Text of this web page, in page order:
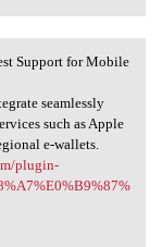
Support for Mobile
seamlessly
such as Apple
e-wallets.
plugin-